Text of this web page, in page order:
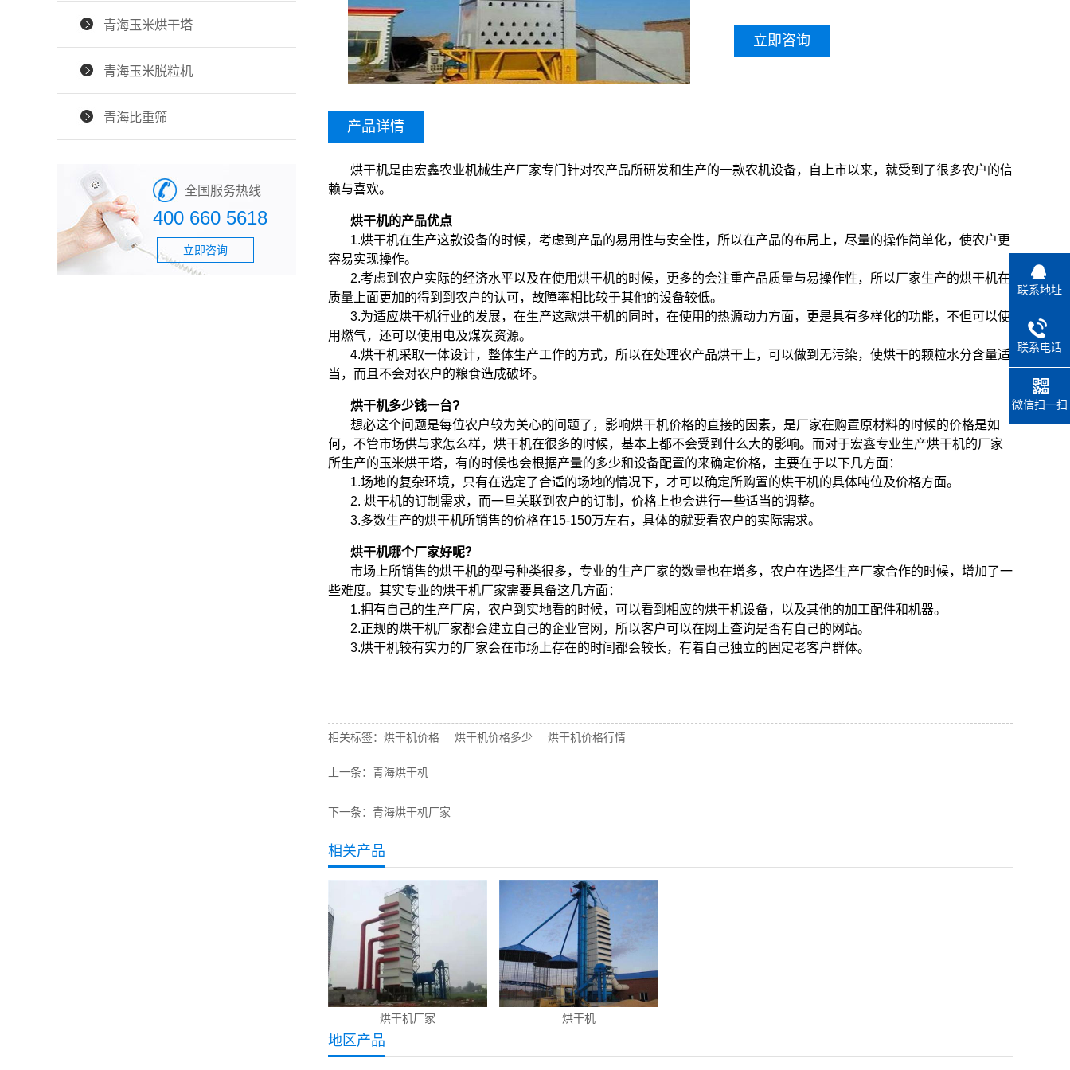
青海玉米烘干塔
青海玉米脱粒机
青海比重筛
全国服务热线
400 660 5618
立即咨询
立即咨询
产品详情
烘干机是由宏鑫农业机械生产厂家专门针对农产品所研发和生产的一款农机设备，自上市以来，就受到了很多农户的信
赖与喜欢。
烘干机的产品优点
1.烘干机在生产这款设备的时候，考虑到产品的易用性与安全性，所以在产品的布局上，尽量的操作简单化，使农户更
容易实现操作。
2.考虑到农户实际的经济水平以及在使用烘干机的时候，更多的会注重产品质量与易操作性，所以厂家生产的烘干机在
质量上面更加的得到到农户的认可，故障率相比较于其他的设备较低。
3.为适应烘干机行业的发展，在生产这款烘干机的同时，在使用的热源动力方面，更是具有多样化的功能，不但可以使
用燃气，还可以使用电及煤炭资源。
4.烘干机采取一体设计，整体生产工作的方式，所以在处理农产品烘干上，可以做到无污染，使烘干的颗粒水分含量适
当，而且不会对农户的粮食造成破坏。
烘干机多少钱一台?
想必这个问题是每位农户较为关心的问题了，影响烘干机价格的直接的因素，是厂家在购置原材料的时候的价格是如
何，不管市场供与求怎么样，烘干机在很多的时候，基本上都不会受到什么大的影响。而对于宏鑫专业生产烘干机的厂家
所生产的玉米烘干塔，有的时候也会根据产量的多少和设备配置的来确定价格，主要在于以下几方面：
1.场地的复杂环境，只有在选定了合适的场地的情况下，才可以确定所购置的烘干机的具体吨位及价格方面。
2. 烘干机的订制需求，而一旦关联到农户的订制，价格上也会进行一些适当的调整。
3.多数生产的烘干机所销售的价格在15-150万左右，具体的就要看农户的实际需求。
烘干机哪个厂家好呢？
市场上所销售的烘干机的型号种类很多，专业的生产厂家的数量也在增多，农户在选择生产厂家合作的时候，增加了一
些难度。其实专业的烘干机厂家需要具备这几方面：
1.拥有自己的生产厂房，农户到实地看的时候，可以看到相应的烘干机设备，以及其他的加工配件和机器。
2.正规的烘干机厂家都会建立自己的企业官网，所以客户可以在网上查询是否有自己的网站。
3.烘干机较有实力的厂家会在市场上存在的时间都会较长，有着自己独立的固定老客户群体。
相关标签： 烘干机价格 烘干机价格多少 烘干机价格行情
上一条： 青海烘干机
下一条： 青海烘干机厂家
相关产品
烘干机厂家 烘干机
地区产品
联系地址
联系电话
微信扫一扫